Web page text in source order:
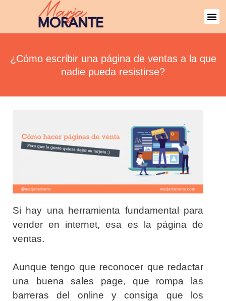
¿Cómo escribir una página de ventas a la que
nadie pueda resistirse?
Si hay una herramienta fundamental para
vender en internet, esa es la página de
ventas.
Aunque tengo que reconocer que redactar
una buena sales page, que rompa las
barreras del online y consiga que los